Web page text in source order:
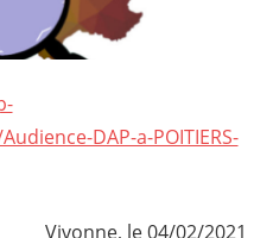
DAP-a-POITIERS-
Vivonne, le 04/02/2021